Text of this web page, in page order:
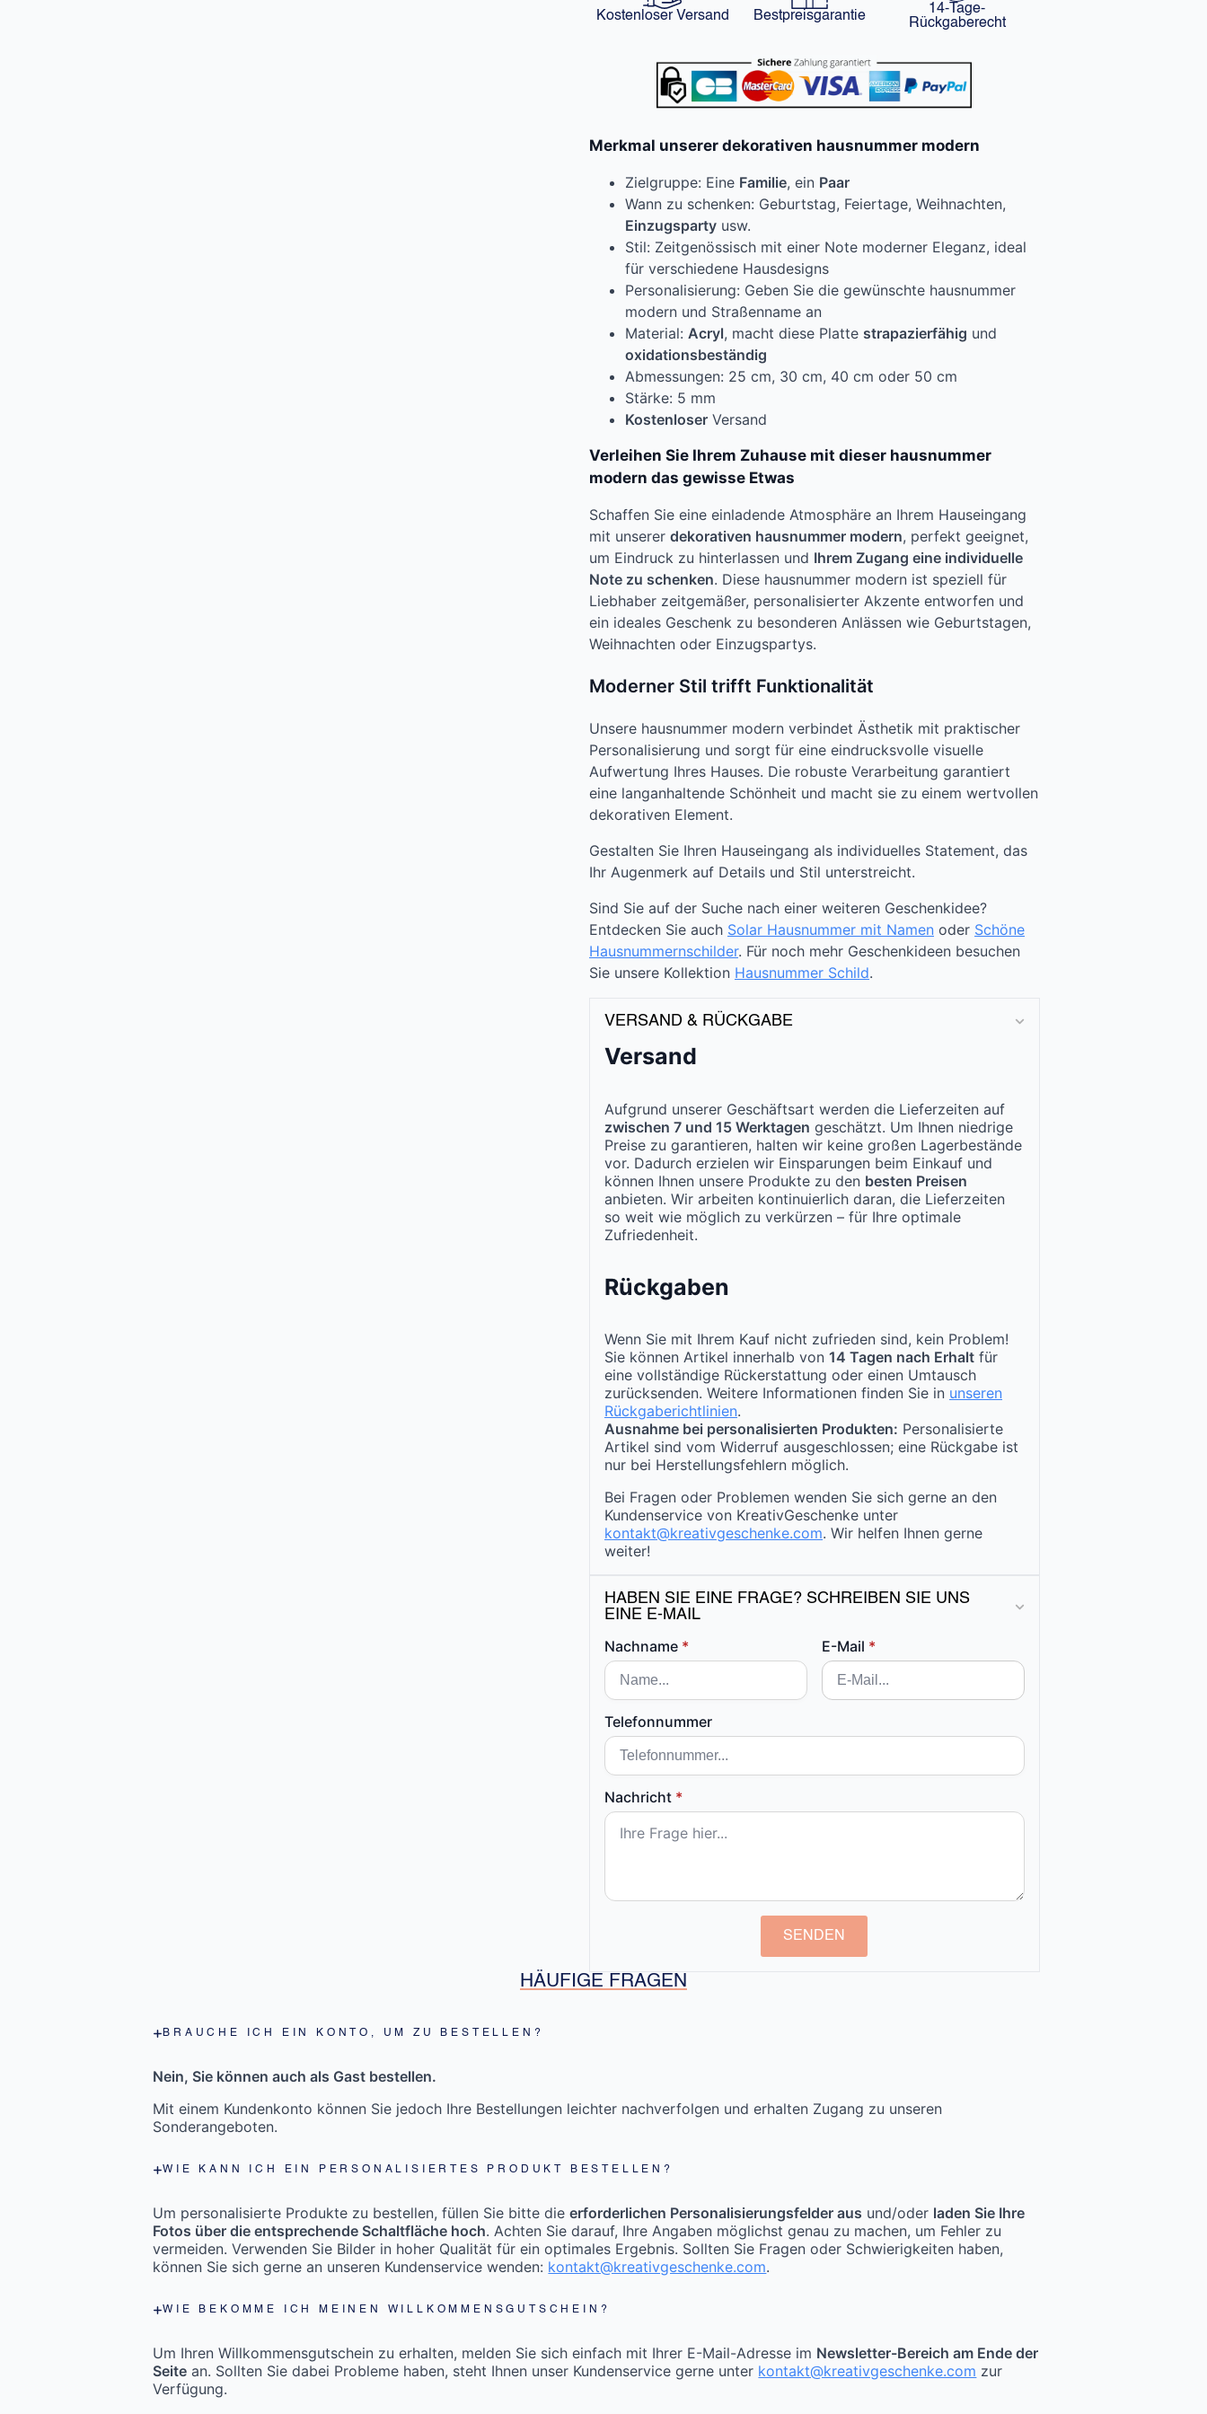
Kostenloser Versand Bestpreisgarantie
14-Tage-
Rückgaberecht
Merkmal unserer dekorativen hausnummer modern
Zielgruppe: Eine Familie, ein Paar
Wann zu schenken: Geburtstag, Feiertage, Weihnachten,
Einzugsparty usw.
Stil: Zeitgenössisch mit einer Note moderner Eleganz, ideal
für verschiedene Hausdesigns
Personalisierung: Geben Sie die gewünschte hausnummer
modern und Straßenname an
Material: Acryl, macht diese Platte strapazierfähig und
oxidationsbeständig
Abmessungen: 25 cm, 30 cm, 40 cm oder 50 cm
Stärke: 5 mm
Kostenloser Versand
Verleihen Sie Ihrem Zuhause mit dieser hausnummer
modern das gewisse Etwas
Schaffen Sie eine einladende Atmosphäre an Ihrem Hauseingang
mit unserer dekorativen hausnummer modern, perfekt geeignet,
um Eindruck zu hinterlassen und Ihrem Zugang eine individuelle
Note zu schenken. Diese hausnummer modern ist speziell für
Liebhaber zeitgemäßer, personalisierter Akzente entworfen und
ein ideales Geschenk zu besonderen Anlässen wie Geburtstagen,
Weihnachten oder Einzugspartys.
Moderner Stil trifft Funktionalität
Unsere hausnummer modern verbindet Ästhetik mit praktischer
Personalisierung und sorgt für eine eindrucksvolle visuelle
Aufwertung Ihres Hauses. Die robuste Verarbeitung garantiert
eine langanhaltende Schönheit und macht sie zu einem wertvollen
dekorativen Element.
Gestalten Sie Ihren Hauseingang als individuelles Statement, das
Ihr Augenmerk auf Details und Stil unterstreicht.
Sind Sie auf der Suche nach einer weiteren Geschenkidee?
Entdecken Sie auch Solar Hausnummer mit Namen oder Schöne
Hausnummernschilder. Für noch mehr Geschenkideen besuchen
Sie unsere Kollektion Hausnummer Schild.
VERSAND & RÜCKGABE
Versand
Aufgrund unserer Geschäftsart werden die Lieferzeiten auf
zwischen 7 und 15 Werktagen geschätzt. Um Ihnen niedrige
Preise zu garantieren, halten wir keine großen Lagerbestände
vor. Dadurch erzielen wir Einsparungen beim Einkauf und
können Ihnen unsere Produkte zu den besten Preisen
anbieten. Wir arbeiten kontinuierlich daran, die Lieferzeiten
so weit wie möglich zu verkürzen – für Ihre optimale
Zufriedenheit.
Rückgaben
Wenn Sie mit Ihrem Kauf nicht zufrieden sind, kein Problem!
Sie können Artikel innerhalb von 14 Tagen nach Erhalt für
eine vollständige Rückerstattung oder einen Umtausch
zurücksenden. Weitere Informationen finden Sie in unseren
Rückgaberichtlinien.
Ausnahme bei personalisierten Produkten: Personalisierte
Artikel sind vom Widerruf ausgeschlossen; eine Rückgabe ist
nur bei Herstellungsfehlern möglich.
Bei Fragen oder Problemen wenden Sie sich gerne an den
Kundenservice von KreativGeschenke unter
kontakt@kreativgeschenke.com. Wir helfen Ihnen gerne
weiter!
HABEN SIE EINE FRAGE? SCHREIBEN SIE UNS
EINE E-MAIL
Nachname * E-Mail *
Telefonnummer
Nachricht *
SENDEN
HÄUFIGE FRAGEN
BRAUCHE ICH EIN KONTO, UM ZU BESTELLEN?
Nein, Sie können auch als Gast bestellen.
Mit einem Kundenkonto können Sie jedoch Ihre Bestellungen leichter nachverfolgen und erhalten Zugang zu unseren
Sonderangeboten.
WIE KANN ICH EIN PERSONALISIERTES PRODUKT BESTELLEN?
Um personalisierte Produkte zu bestellen, füllen Sie bitte dieerforderlichen Personalisierungsfelder aus und/oder laden Sie Ihre
Fotos über die entsprechende Schaltfläche hoch. Achten Sie darauf, Ihre Angaben möglichst genau zu machen, um Fehler zu
vermeiden. Verwenden Sie Bilder in hoher Qualität für ein optimales Ergebnis. Sollten Sie Fragen oder Schwierigkeiten haben,
können Sie sich gerne an unseren Kundenservice wenden: kontakt@kreativgeschenke.com.
WIE BEKOMME ICH MEINEN WILLKOMMENSGUTSCHEIN?
Um Ihren Willkommensgutschein zu erhalten, melden Sie sich einfach mit Ihrer E-Mail-Adresse im Newsletter-Bereich am Ende der
Seite an. Sollten Sie dabei Probleme haben, steht Ihnen unser Kundenservice gerne unter kontakt@kreativgeschenke.com zur
Verfügung.